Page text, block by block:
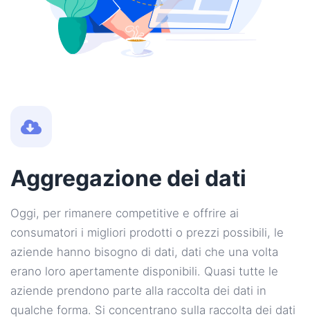
Aggregazione dei dati
Oggi, per rimanere competitive e offrire ai
consumatori i migliori prodotti o prezzi possibili, le
aziende hanno bisogno di dati, dati che una volta
erano loro apertamente disponibili. Quasi tutte le
aziende prendono parte alla raccolta dei dati in
qualche forma. Si concentrano sulla raccolta dei dati